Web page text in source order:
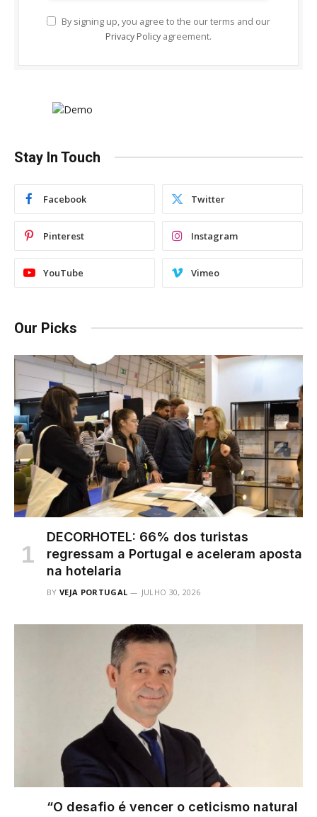
By signing up, you agree to the our terms and our
Privacy Policy agreement.
Stay In Touch
Facebook Twitter
Pinterest Instagram
YouTube Vimeo
Our Picks
DECORHOTEL: 66% dos turistas
regressam a Portugal e aceleram aposta
na hotelaria
BY VEJA PORTUGAL JULHO 30, 2026
“O desafio é vencer o ceticismo natural